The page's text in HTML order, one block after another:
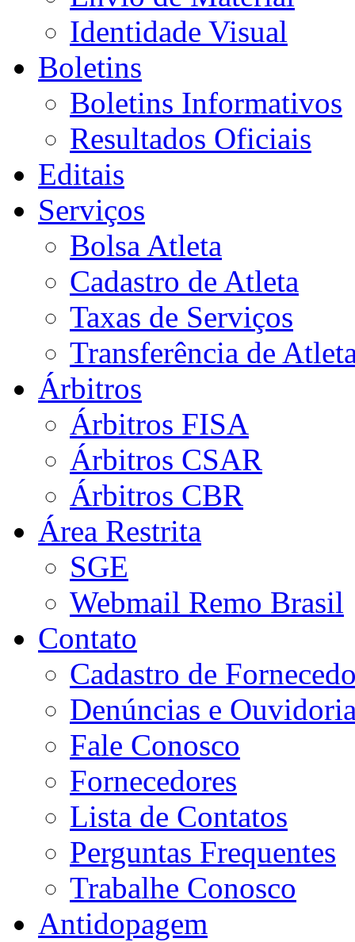
Identidade Visual
Boletins
Boletins Informativos
Resultados Oficiais
Editais
Serviços
Bolsa Atleta
Cadastro de Atleta
Taxas de Serviços
Transferência de
Árbitros
Árbitros FISA
Árbitros CSAR
Árbitros CBR
Área Restrita
SGE
Webmail Remo Brasil
Contato
Cadastro de
Denúncias e
Fale Conosco
Fornecedores
Lista de Contatos
Perguntas Frequentes
Trabalhe Conosco
Antidopagem